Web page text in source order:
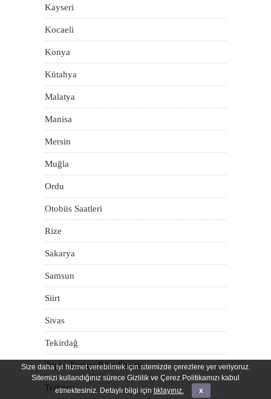
Kayseri
Kocaeli
Konya
Kütahya
Malatya
Manisa
Mersin
Muğla
Ordu
Otobüs Saatleri
Rize
Sakarya
Samsun
Siirt
Sivas
Tekirdağ
Toplu Taşıma Bilet Fiyatları
Trabzon
Size daha iyi hizmet verebilmek için sitemizde çerezlere yer veriyoruz.
Sitemizi kullandığınız sürece Gizlilik ve Çerez Politikamızı kabul
etmektesiniz. Detaylı bilgi için tıklayınız. x